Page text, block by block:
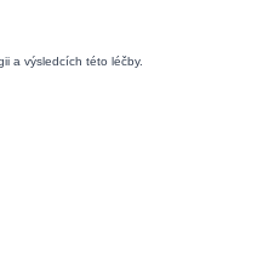
a výsledcích této léčby.